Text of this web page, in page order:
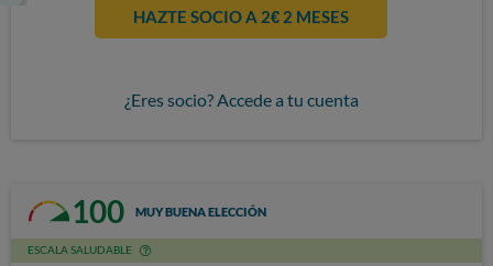
HAZTE SOCIO A 2€ 2 MESES
¿Eres socio? Accede a tu cuenta
100 MUY BUENA ELECCIÓN
ESCALA SALUDABLE